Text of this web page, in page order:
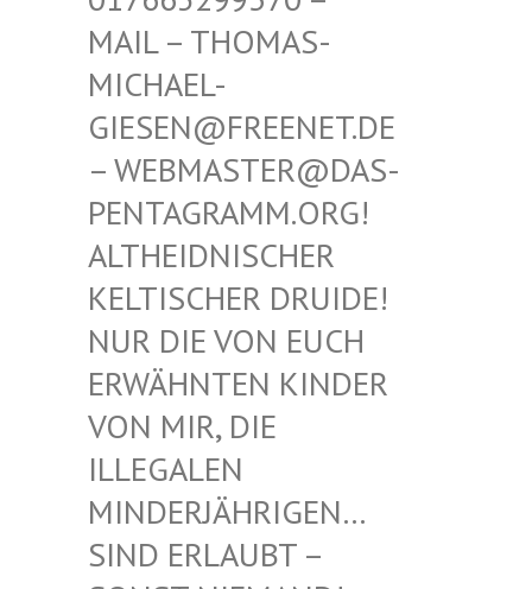
THOMAS-MICHAE
L-GIESEN
@FREENET.DE – WEBM
ASTER@DAS-PENTAG
RAMM.ORG! ALTHEI
DNISCHER KELTIS
CHER DRUIDE! NUR D
IE VON EUCH ERWÄHN
TEN KINDER VON MI
R, DIE ILLEGA
LEN MINDER
JÄHRIGEN… SIND E
RLAUBT – SONST